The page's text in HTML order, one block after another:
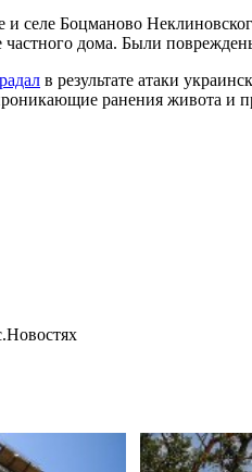
и селе Боцманово
дома. Были
в результате атаки
ранения живота и